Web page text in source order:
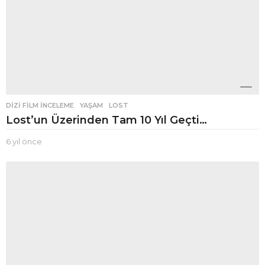
DIZI FILM İNCELEME ,YAŞAM LOST
Lost’un Üzerinden Tam 10 Yıl Geçti…
6 yıl önce